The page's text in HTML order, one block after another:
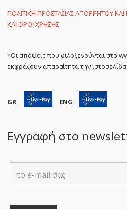
ΠΟΛΙΤΙΚΗ ΠΡΟΣΤΑΣΙΑΣ ΑΠΟΡΡΗΤΟΥ
ΚΑΙ ΟΡΟΙ ΧΡΗΣΗΣ
*Οι απόψεις που φιλοξενούνται στο
εκφράζουν απαραίτητα την
GR ENG
Εγγραφή στο